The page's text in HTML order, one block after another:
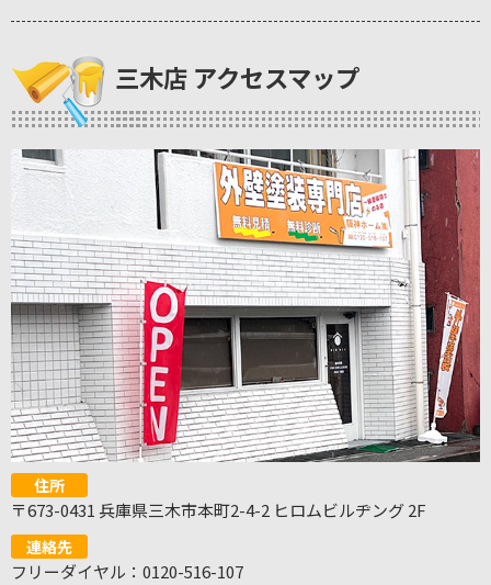
三木店 アクセスマップ
住所
〒673-0431 兵庫県三木市本町2-4-2 ヒロムビルヂング 2F
連絡先
フリーダイヤル：0120-516-107